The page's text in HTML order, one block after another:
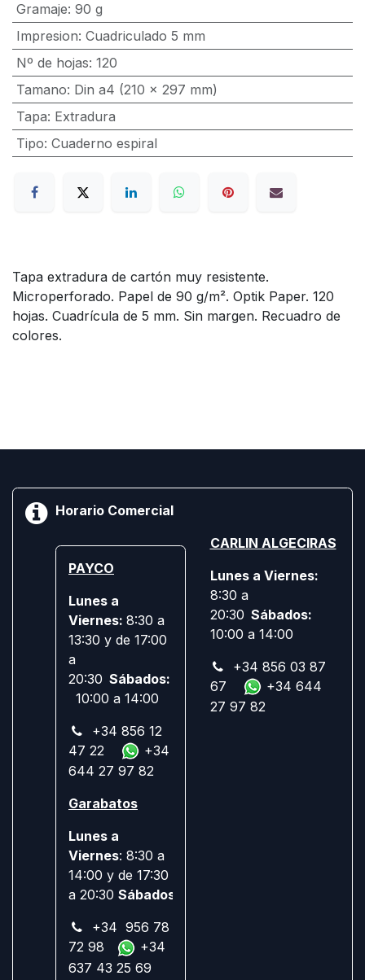
Gramaje: 90 g
Impresion: Cuadriculado 5 mm
Nº de hojas: 120
Tamano: Din a4 (210 x 297 mm)
Tapa: Extradura
Tipo: Cuaderno espiral
Tapa extradura de cartón muy resistente.
Microperforado. Papel de 90 g/m². Optik Paper. 120
hojas. Cuadrícula de 5 mm. Sin margen. Recuadro de
colores.
Horario Comercial
PAYCO
Lunes a
Viernes: 8:30 a
13:30 y de 17:00
a
20:30 Sábados:
10:00 a 14:00
+34 856 12
47 22
+34
644 27 97 82
Garabatos
Lunes a
Viernes: 8:30 a
14:00 y de 17:30
a 20:30 Sábados:
+34 956 78
72 98
+34
637 43 25 69
CARLIN ALGECIRAS
Lunes a Viernes:
8:30 a
20:30 Sábados:
10:00 a 14:00
+34 856 03 87
67
+34 644
27 97 82